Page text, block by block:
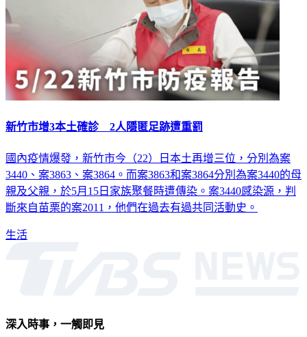
新竹市增3本土確診 2人隱匿足跡遭重罰
國內疫情爆發，新竹市今（22）日本土再增三位，分別為案
3440、案3863、案3864。而案3863和案3864分別為案3440的母
親及父親，於5月15日家族聚餐時遭傳染。案3440感染源，判
斷來自苗栗的案2011，他們在過去有過共同活動史。
生活
深入時事，一觸即見